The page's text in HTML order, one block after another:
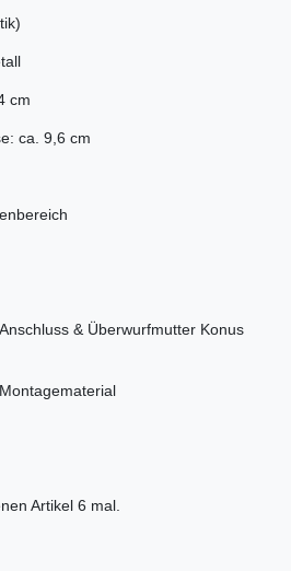
cm
ca. 9,6 cm
& Überwurfmutter Konus
Artikel 6 mal.